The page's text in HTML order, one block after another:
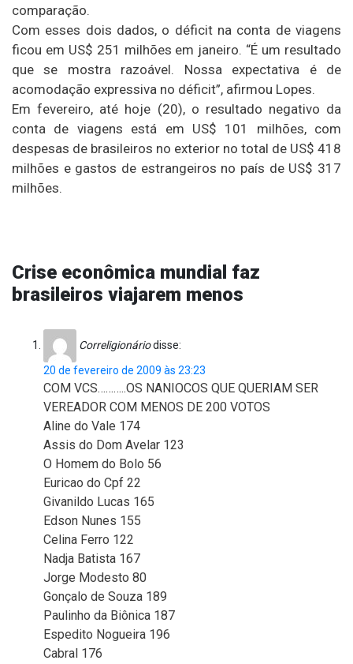
comparação.
Com esses dois dados, o déficit na conta de viagens
ficou em US$ 251 milhões em janeiro. “É um resultado
que se mostra razoável. Nossa expectativa é de
acomodação expressiva no déficit”, afirmou Lopes.
Em fevereiro, até hoje (20), o resultado negativo da
conta de viagens está em US$ 101 milhões, com
despesas de brasileiros no exterior no total de US$ 418
milhões e gastos de estrangeiros no país de US$ 317
milhões.
Crise econômica mundial faz
brasileiros viajarem menos
Correligionáriodisse:
20 de fevereiro de 2009 às 23:23
COM VCS………..OS NANIOCOS QUE QUERIAM SER
VEREADOR COM MENOS DE 200 VOTOS
Aline do Vale 174
Assis do Dom Avelar 123
O Homem do Bolo 56
Euricao do Cpf 22
Givanildo Lucas 165
Edson Nunes 155
Celina Ferro 122
Nadja Batista 167
Jorge Modesto 80
Gonçalo de Souza 189
Paulinho da Biônica 187
Espedito Nogueira 196
Cabral 176